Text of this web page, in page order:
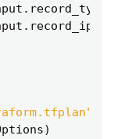
. record_type
. record_ip
)